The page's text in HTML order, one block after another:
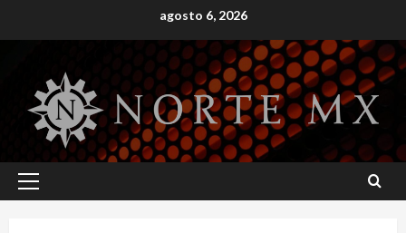
to
agosto 6, 2026
Primary